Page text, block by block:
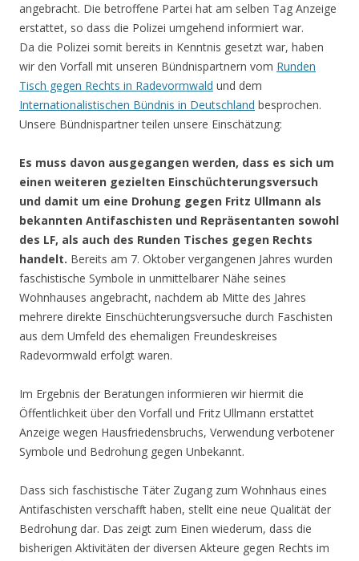
angebracht. Die betroffene Partei hat am selben Tag Anzeige
erstattet, so dass die Polizei umgehend informiert war.
Da die Polizei somit bereits in Kenntnis gesetzt war, haben
wir den Vorfall mit unseren Bündnispartnern vom Runden
Tisch gegen Rechts in Radevormwald und dem
Internationalistischen Bündnis in Deutschland besprochen.
Unsere Bündnispartner teilen unsere Einschätzung:
Es muss davon ausgegangen werden, dass es sich um
einen weiteren gezielten Einschüchterungsversuch
und damit um eine Drohung gegen Fritz Ullmann als
bekannten Antifaschisten und Repräsentanten sowohl
des LF, als auch des Runden Tisches gegen Rechts
handelt. Bereits am 7. Oktober vergangenen Jahres wurden
faschistische Symbole in unmittelbarer Nähe seines
Wohnhauses angebracht, nachdem ab Mitte des Jahres
mehrere direkte Einschüchterungsversuche durch Faschisten
aus dem Umfeld des ehemaligen Freundeskreises
Radevormwald erfolgt waren.
Im Ergebnis der Beratungen informieren wir hiermit die
Öffentlichkeit über den Vorfall und Fritz Ullmann erstattet
Anzeige wegen Hausfriedensbruchs, Verwendung verbotener
Symbole und Bedrohung gegen Unbekannt.
Dass sich faschistische Täter Zugang zum Wohnhaus eines
Antifaschisten verschafft haben, stellt eine neue Qualität der
Bedrohung dar. Das zeigt zum Einen wiederum, dass die
bisherigen Aktivitäten der diversen Akteure gegen Rechts im